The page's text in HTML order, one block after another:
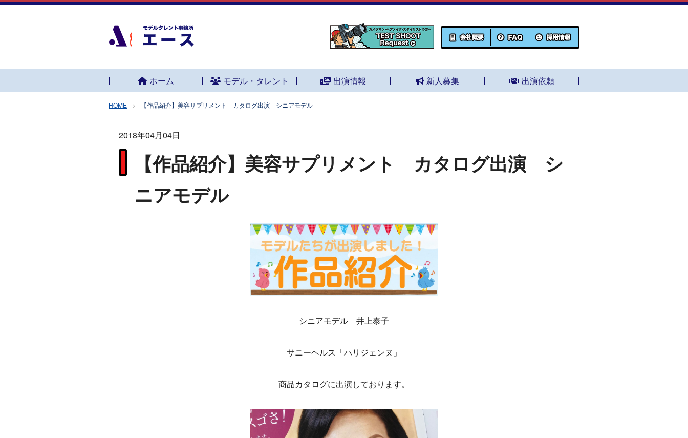
ホーム モデル・タレント 出演情報 新人募集 出演依頼
HOME 【作品紹介】美容サプリメント カタログ出演 シニアモデル
2018年04月04日
【作品紹介】美容サプリメント カタログ出演 シ
ニアモデル
シニアモデル 井上泰子
サニーヘルス「ハリジェンヌ」
商品カタログに出演しております。